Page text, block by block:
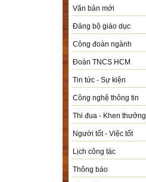
Văn bản mới
Đảng bộ giáo dục
Công đoàn ngành
Đoàn TNCS HCM
Tin tức - Sự kiện
Công nghệ thông tin
Thi đua - Khen thưởng
Người tốt - Việc tốt
Lịch công tác
Thông báo